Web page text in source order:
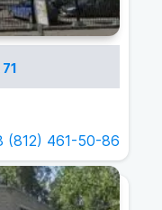
(812) 461-50-86